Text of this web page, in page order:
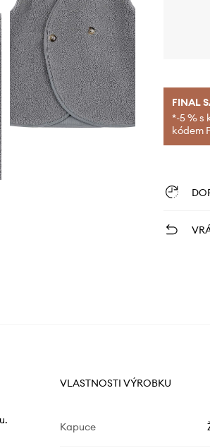
FINAL
*-5 % s
kódem
VLASTNOSTI VÝROBKU
Kapuce